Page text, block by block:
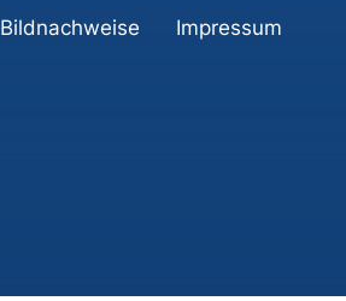
Bildnachweise Impressum